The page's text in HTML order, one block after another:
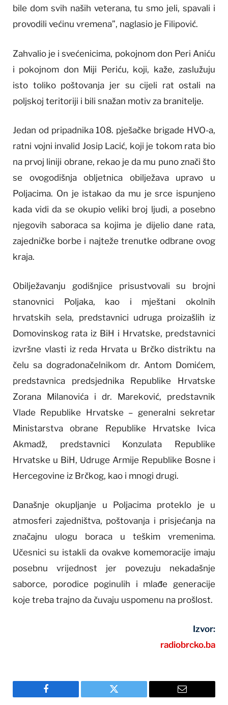
bile dom svih naših veterana, tu smo jeli, spavali i
provodili većinu vremena”, naglasio je Filipović.
Zahvalio je i svećenicima, pokojnom don Peri Aniću
i pokojnom don Miji Periću, koji, kaže, zaslužuju
isto toliko poštovanja jer su cijeli rat ostali na
poljskoj teritoriji i bili snažan motiv za branitelje.
Jedan od pripadnika 108. pješačke brigade HVO-a,
ratni vojni invalid Josip Lacić, koji je tokom rata bio
na prvoj liniji obrane, rekao je da mu puno znači što
se ovogodišnja obljetnica obilježava upravo u
Poljacima. On je istakao da mu je srce ispunjeno
kada vidi da se okupio veliki broj ljudi, a posebno
njegovih saboraca sa kojima je dijelio dane rata,
zajedničke borbe i najteže trenutke odbrane ovog
kraja.
Obilježavanju godišnjice prisustvovali su brojni
stanovnici Poljaka, kao i mještani okolnih
hrvatskih sela, predstavnici udruga proizašlih iz
Domovinskog rata iz BiH i Hrvatske, predstavnici
izvršne vlasti iz reda Hrvata u Brčko distriktu na
čelu sa dogradonačelnikom dr. Antom Domićem,
predstavnica predsjednika Republike Hrvatske
Zorana Milanovića i dr. Mareković, predstavnik
Vlade Republike Hrvatske – generalni sekretar
Ministarstva obrane Republike Hrvatske Ivica
Akmadž, predstavnici Konzulata Republike
Hrvatske u BiH, Udruge Armije Republike Bosne i
Hercegovine iz Brčkog, kao i mnogi drugi.
Današnje okupljanje u Poljacima proteklo je u
atmosferi zajedništva, poštovanja i prisjećanja na
značajnu ulogu boraca u teškim vremenima.
Učesnici su istakli da ovakve komemoracije imaju
posebnu vrijednost jer povezuju nekadašnje
saborce, porodice poginulih i mlađe generacije
koje treba trajno da čuvaju uspomenu na prošlost.
Izvor:
radiobrcko.ba
Facebook Twitter Email